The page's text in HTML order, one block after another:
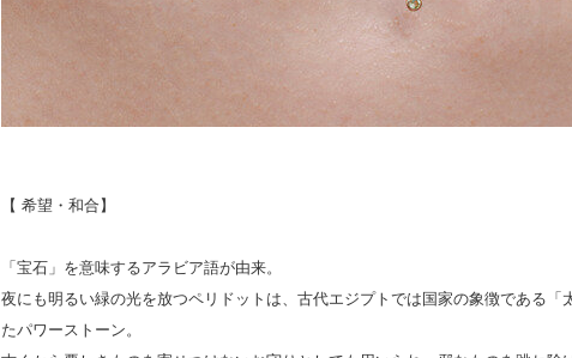
【 希望・和合】
「宝石」を意味するアラビア語が由来。
夜にも明るい緑の光を放つペリドットは、古代エジプトでは国家の象徴である「
たパワーストーン。